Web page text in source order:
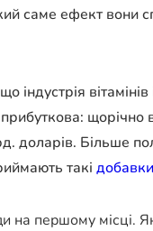
саме ефект вони
індустрія
щорічно
доларів. Більше
такі добавки
на першому місці.